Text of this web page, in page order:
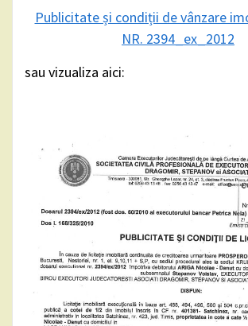
Publicitate și condiții de vânzare
NR. 2394_ex_2012
sau vizualiza aici: